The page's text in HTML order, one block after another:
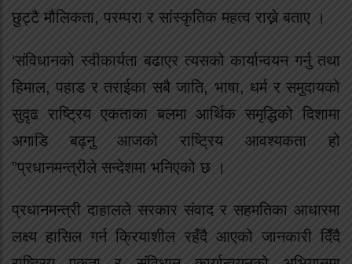
छुट्टै मौलिकता, परम्परा र सांस्कृतिक महत्व राख्ने बताए ।
‘संविधानको स्वीकार्यता बढाएर त्यसको कार्यान्वयन गर्नु तथा
हिमाल, पहाड र तराईका सबै जाति, भाषा, धर्म र समुदायको
सुदृढ राष्ट्रिय एकताका बलमा आर्थिक समृद्धिको दिशामा
अगाडि बढ्नु आजको राष्ट्रिय आवश्यकता हो
”प्रधानमन्त्रीले सन्देशमा भनिएको छ ।
प्रधानमन्त्री दाहालले सरकार संवाद र सहमतिका आधारमा
लक्ष्य हासिल गर्न क्रियाशील रहँदै आएको जानकारी दिँदै